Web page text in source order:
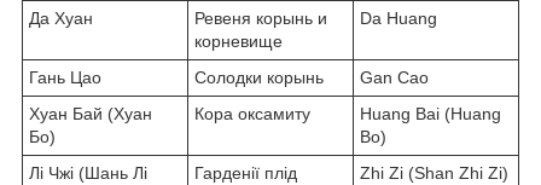
Да Хуан
Ревеня корынь и
корневище
Da Huang
Гань Цао Солодки корынь
Gan Cao
Хуан Бай (Хуан
Бо)
Кора оксамиту
Huang Bai (Huang
Bo)
Лі Чжі (Шань Лі
Гарденії плід Zhi Zi (Shan Zhi Zi)